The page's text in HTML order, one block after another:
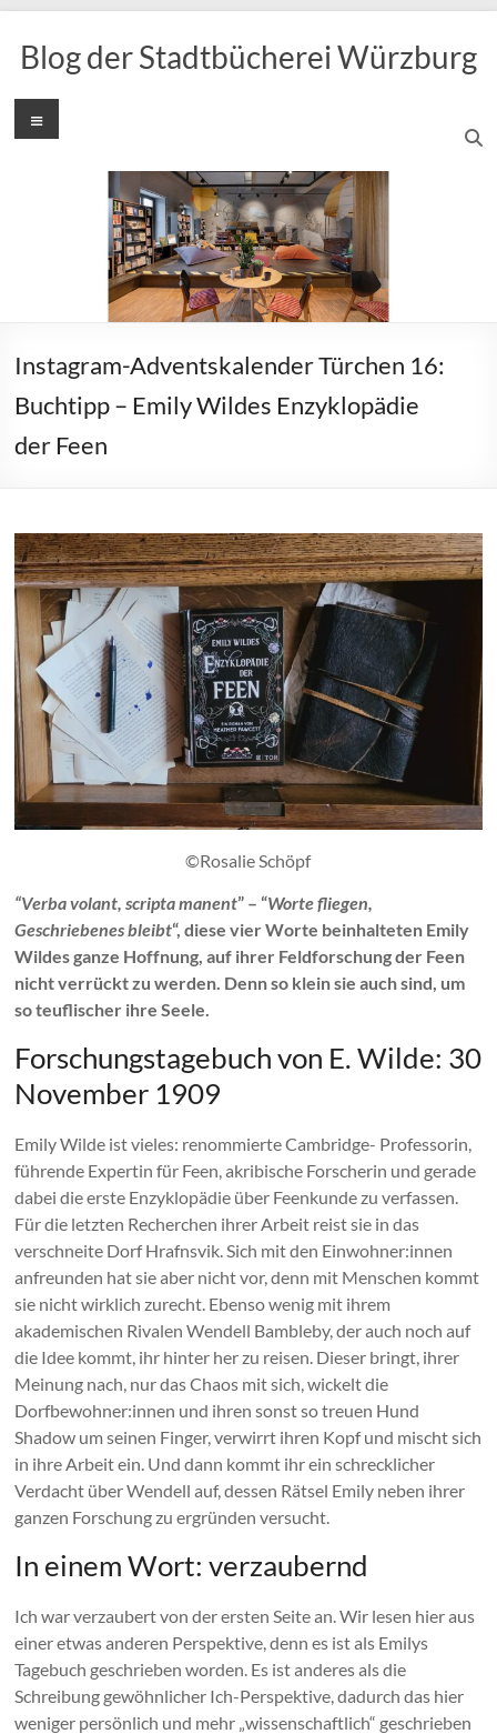
Inhalt
springen
Blog der Stadtbücherei Würzburg
Menü
Instagram-Adventskalender Türchen 16:
Buchtipp – Emily Wildes Enzyklopädie
der Feen
©Rosalie Schöpf
“Verba volant, scripta manent” – “Worte fliegen,
Geschriebenes bleibt“, diese vier Worte beinhalteten Emily
Wildes ganze Hoffnung, auf ihrer Feldforschung der Feen
nicht verrückt zu werden. Denn so klein sie auch sind, um
so teuflischer ihre Seele.
Forschungstagebuch von E. Wilde: 30
November 1909
Emily Wilde ist vieles: renommierte Cambridge- Professorin,
führende Expertin für Feen, akribische Forscherin und gerade
dabei die erste Enzyklopädie über Feenkunde zu verfassen.
Für die letzten Recherchen ihrer Arbeit reist sie in das
verschneite Dorf Hrafnsvik. Sich mit den Einwohner:innen
anfreunden hat sie aber nicht vor, denn mit Menschen kommt
sie nicht wirklich zurecht. Ebenso wenig mit ihrem
akademischen Rivalen Wendell Bambleby, der auch noch auf
die Idee kommt, ihr hinter her zu reisen. Dieser bringt, ihrer
Meinung nach, nur das Chaos mit sich, wickelt die
Dorfbewohner:innen und ihren sonst so treuen Hund
Shadow um seinen Finger, verwirrt ihren Kopf und mischt sich
in ihre Arbeit ein. Und dann kommt ihr ein schrecklicher
Verdacht über Wendell auf, dessen Rätsel Emily neben ihrer
ganzen Forschung zu ergründen versucht.
In einem Wort: verzaubernd
Ich war verzaubert von der ersten Seite an. Wir lesen hier aus
einer etwas anderen Perspektive, denn es ist als Emilys
Tagebuch geschrieben worden. Es ist anderes als die
Schreibung gewöhnlicher Ich-Perspektive, dadurch das hier
weniger persönlich und mehr „wissenschaftlich“ geschrieben